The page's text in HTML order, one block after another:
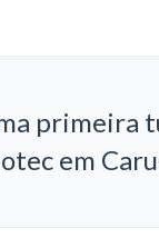
primeira
em